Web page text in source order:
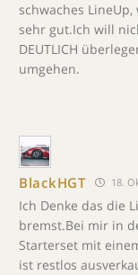
schwaches
sehr gut.Ich will
DEUTLICH
umgehen.
BlackHGT 18.
Ich Denke das die
bremst.Bei mir in
Starterset mit
ist restlos